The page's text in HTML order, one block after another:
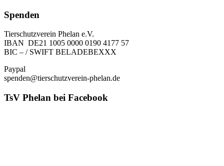
Spenden
Tierschutzverein Phelan e.V.
IBAN DE21 1005 0000 0190 4177 57
BIC – / SWIFT BELADEBEXXX
Paypal
spenden@tierschutzverein-phelan.de
TsV Phelan bei Facebook